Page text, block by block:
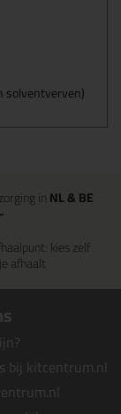
solventverven)
inNL & BE
kies zelf
afhaalt
bij kitcentrum.nl